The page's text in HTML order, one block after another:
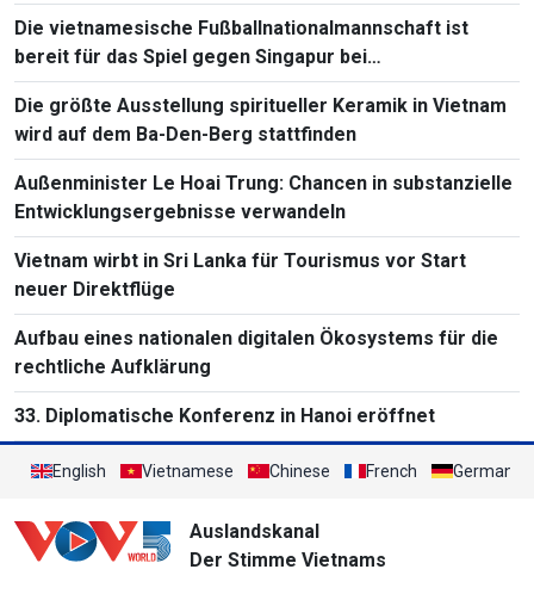
Die vietnamesische Fußballnationalmannschaft ist
bereit für das Spiel gegen Singapur bei
Südostasienmeisterschaft 2026
Die größte Ausstellung spiritueller Keramik in Vietnam
wird auf dem Ba-Den-Berg stattfinden
Außenminister Le Hoai Trung: Chancen in substanzielle
Entwicklungsergebnisse verwandeln
Vietnam wirbt in Sri Lanka für Tourismus vor Start
neuer Direktflüge
Aufbau eines nationalen digitalen Ökosystems für die
rechtliche Aufklärung
33. Diplomatische Konferenz in Hanoi eröffnet
English Vietnamese Chinese French German
Auslandskanal
Der Stimme Vietnams